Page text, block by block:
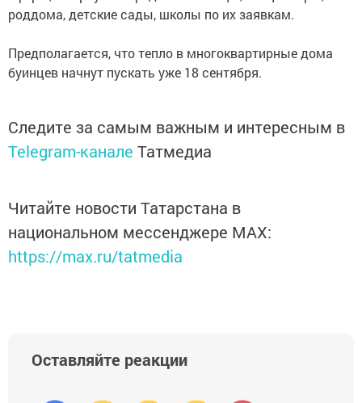
роддома, детские сады, школы по их заявкам.
Предполагается, что тепло в многоквартирные дома
буинцев начнут пускать уже 18 сентября.
Следите за самым важным и интересным в
Telegram-канале Татмедиа
Читайте новости Татарстана в
национальном мессенджере MАХ:
https://max.ru/tatmedia
Оставляйте реакции